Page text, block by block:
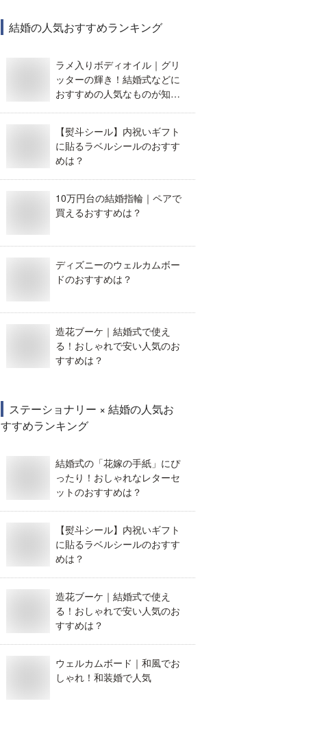
結婚の人気おすすめランキング
ラメ入りボディオイル｜グリ
ッターの輝き！結婚式などに
おすすめの人気なものが知り
【熨斗シール】内祝いギフト
に貼るラベルシールのおすす
めは？
10万円台の結婚指輪｜ペアで
買えるおすすめは？
ディズニーのウェルカムボー
ドのおすすめは？
造花ブーケ｜結婚式で使え
る！おしゃれで安い人気のお
すすめは？
ステーショナリー × 結婚の人気お
すすめランキング
結婚式の「花嫁の手紙」にぴ
ったり！おしゃれなレターセ
ットのおすすめは？
【熨斗シール】内祝いギフト
に貼るラベルシールのおすす
めは？
造花ブーケ｜結婚式で使え
る！おしゃれで安い人気のお
すすめは？
ウェルカムボード｜和風でお
しゃれ！和装婚で人気